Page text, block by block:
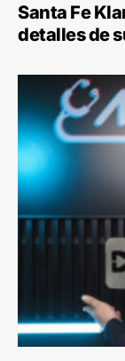
Santa Fe
detalles de